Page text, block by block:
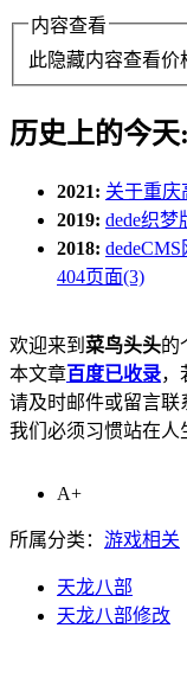
内容查看
此隐藏内容查看价
历史上的今天:
2021: 关于重庆
2019: dede织梦
2018:
404页面(3)
欢迎来到 菜鸟头头的
本文章百度已收录，
请及时邮件或留言联
我们必须习惯站在人
A+
所属分类： 游戏相关
天龙八部
天龙八部修改